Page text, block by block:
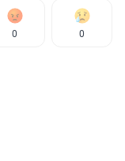
0 0